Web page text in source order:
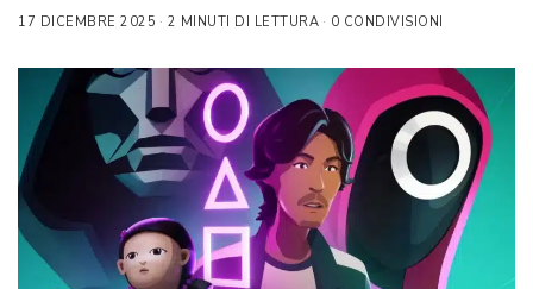
17 DICEMBRE 2025 2 MINUTI DI LETTURA 0 CONDIVISIONI